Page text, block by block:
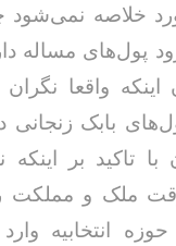
خلاصه نمی‌شود
پول‌های مساله
واقعا
بابک زنجانی
تاکید بر اینکه
ملک و مملکت
انتخابیه